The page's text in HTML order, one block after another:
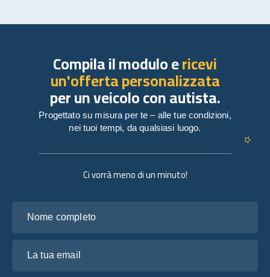
Ci vorrà meno di un minuto!
Compila il modulo ericevi
un'offerta personalizzata
per un veicolo con autista.
Progettato su misura per te – alle tue condizioni,
nei tuoi tempi, da qualsiasi luogo.